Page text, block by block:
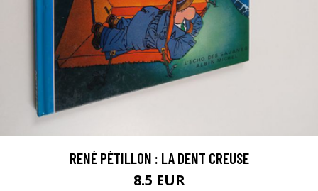
RENÉ PÉTILLON : LA DENT CREUSE
8.5 EUR